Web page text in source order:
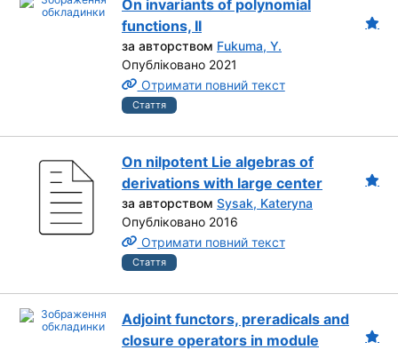
On invariants of polynomial
functions, II
за авторством Fukuma, Y.
Опубліковано 2021
Отримати повний текст
Стаття
On nilpotent Lie algebras of
derivations with large center
за авторством Sysak, Kateryna
Опубліковано 2016
Отримати повний текст
Стаття
Adjoint functors, preradicals and
closure operators in module